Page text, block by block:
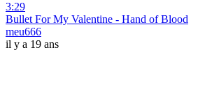
3:29
Bullet For My Valentine - Hand of Blood
meu666
il y a 19 ans